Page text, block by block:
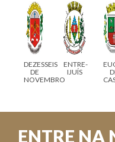
DEZESSEIS
DE
NOVEMBRO
ENTRE-
IJUÍS
ENTRE NA